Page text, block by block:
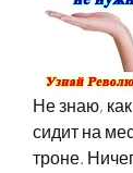
Не знаю,
сидит на
троне.